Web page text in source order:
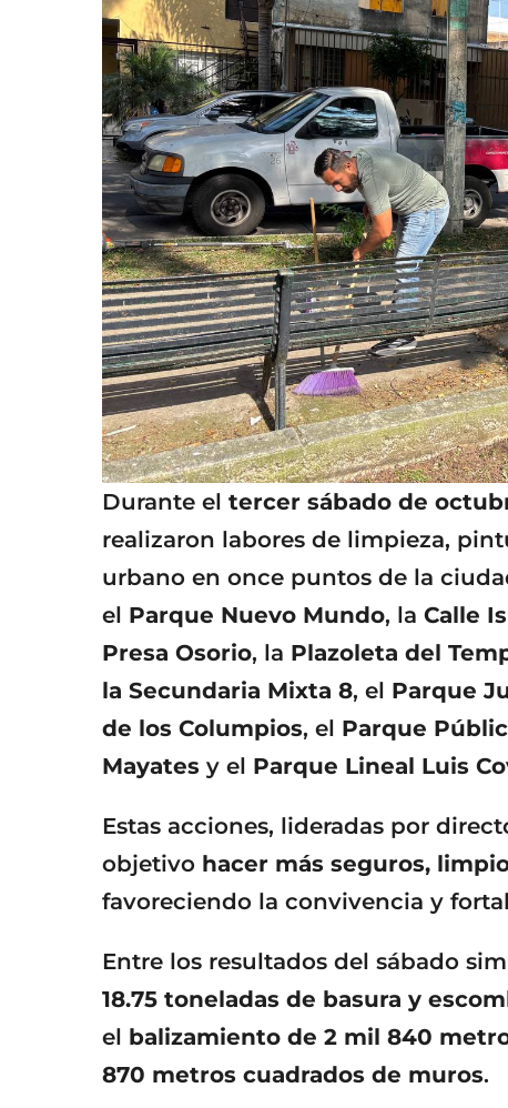
Durante el tercer sábado de
realizaron labores de limpieza,
urbano en once puntos de la
el Parque Nuevo Mundo, la Calle
Presa Osorio, la Plazoleta del
la Secundaria Mixta 8, el Parque
de los Columpios, el Parque
Mayates y el Parque Lineal Luis
Estas acciones, lideradas por
objetivo hacer más seguros,
favoreciendo la convivencia y
Entre los resultados del sábado
18.75 toneladas de basura y
el balizamiento de 2 mil 840
870 metros cuadrados de muros.